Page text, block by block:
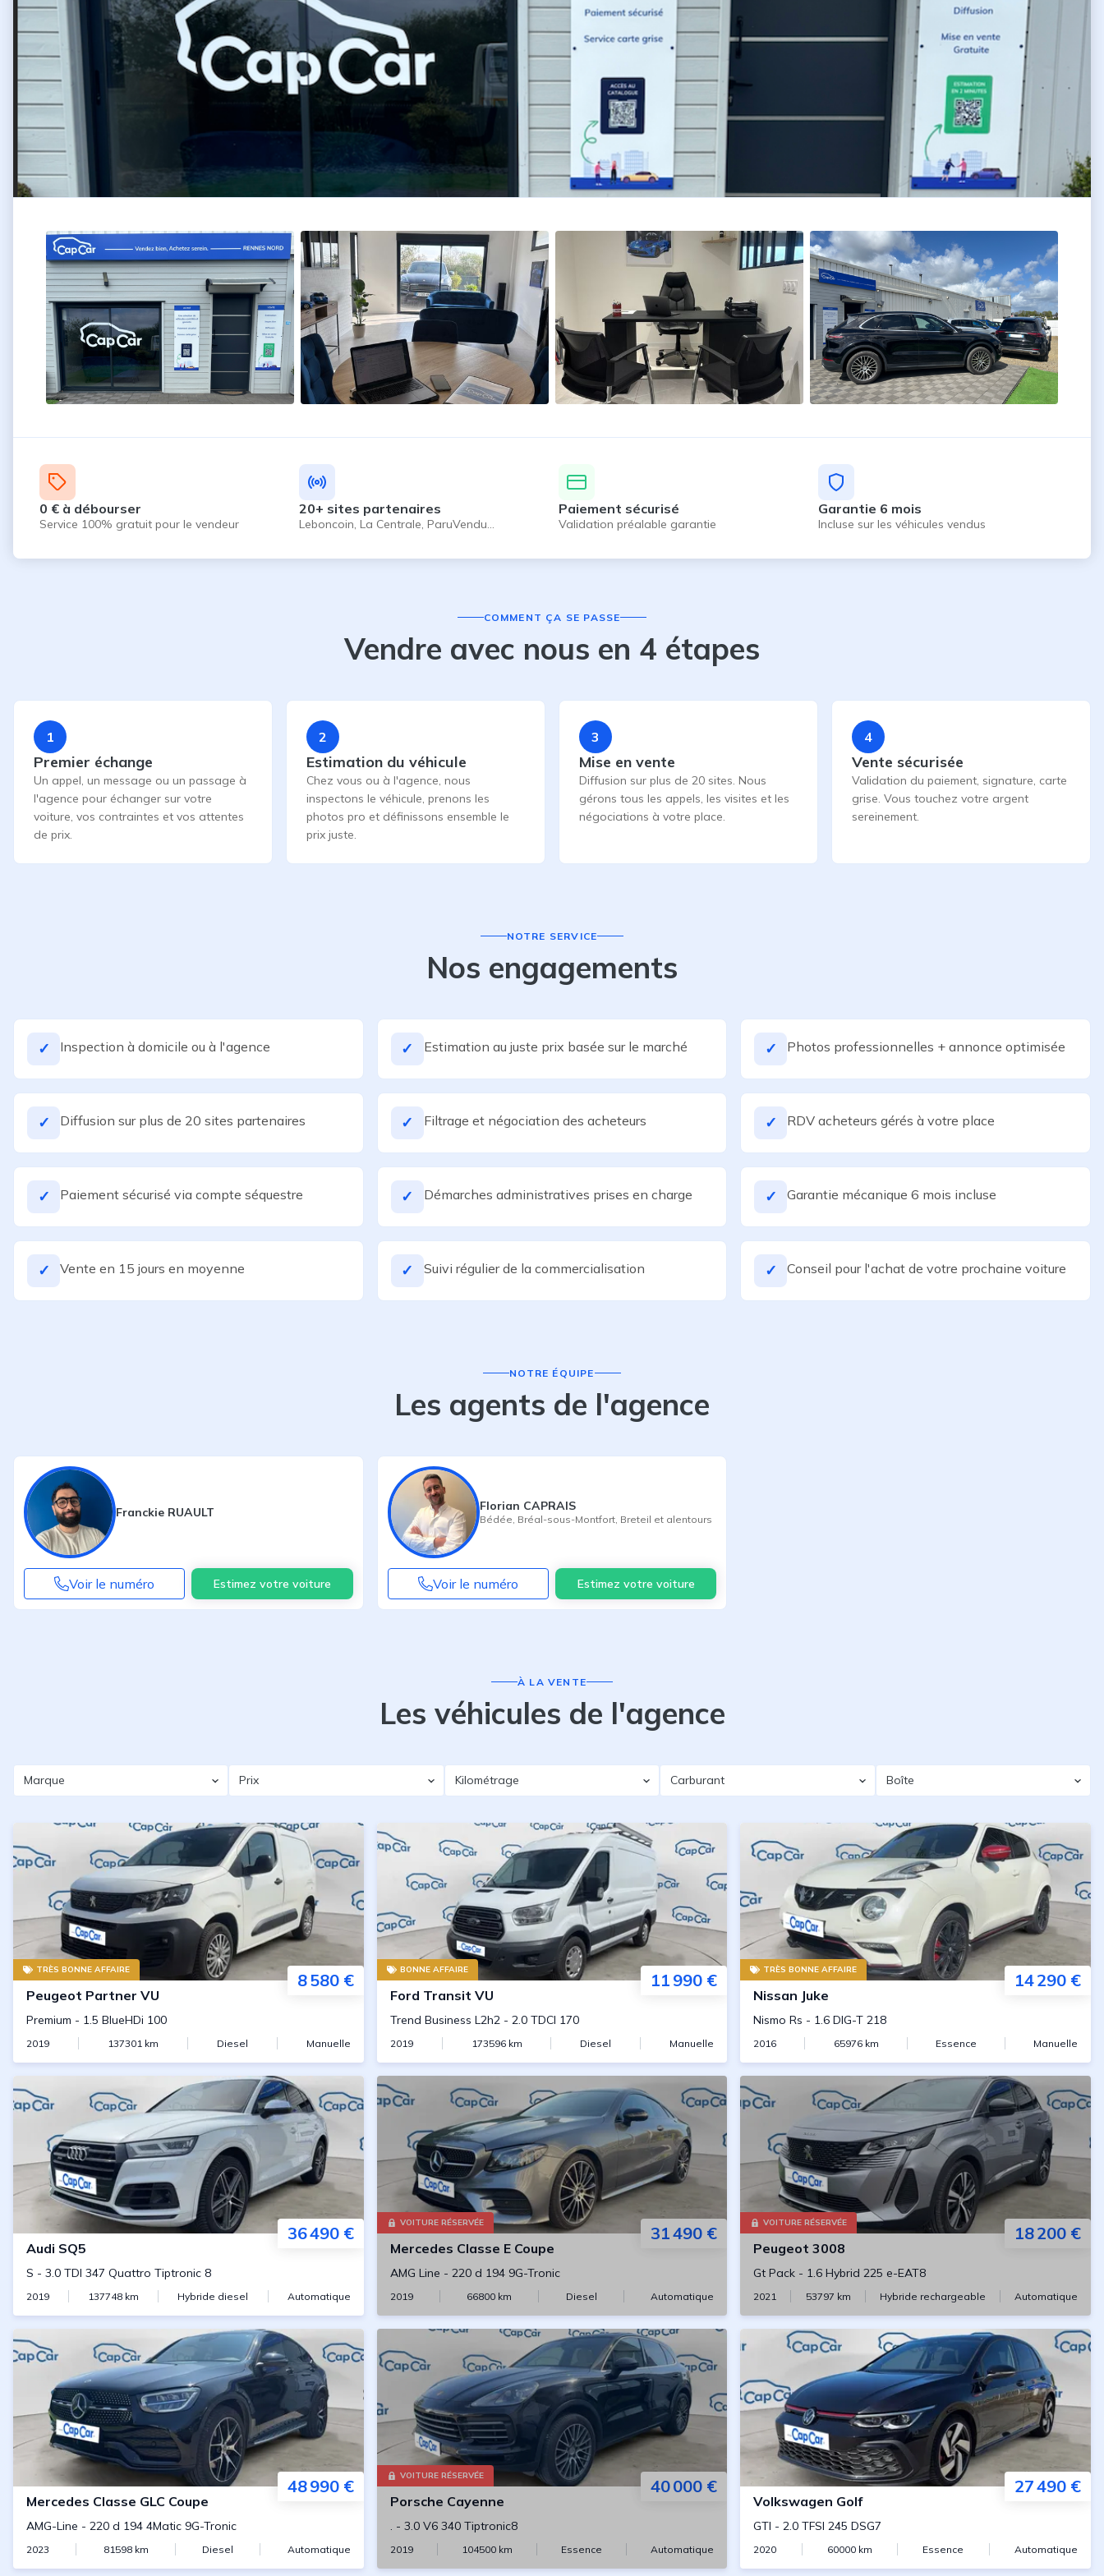
0 € à débourser
Service 100% gratuit pour le vendeur
20+ sites partenaires
Leboncoin, La Centrale, ParuVendu…
Paiement sécurisé
Validation préalable garantie
Garantie 6 mois
Incluse sur les véhicules vendus
COMMENT ÇA SE PASSE
Vendre avec nous en 4 étapes
1
Premier échange
Un appel, un message ou un passage à
l'agence pour échanger sur votre
voiture, vos contraintes et vos attentes
de prix.
2
Estimation du véhicule
Chez vous ou à l'agence, nous
inspectons le véhicule, prenons les
photos pro et définissons ensemble le
prix juste.
3
Mise en vente
Diffusion sur plus de 20 sites. Nous
gérons tous les appels, les visites et les
négociations à votre place.
4
Vente sécurisée
Validation du paiement, signature, carte
grise. Vous touchez votre argent
sereinement.
NOTRE SERVICE
Nos engagements
✓ Inspection à domicile ou à l'agence ✓ Estimation au juste prix basée sur le marché ✓ Photos professionnelles + annonce optimisée
✓ Diffusion sur plus de 20 sites partenaires ✓ Filtrage et négociation des acheteurs ✓ RDV acheteurs gérés à votre place
✓ Paiement sécurisé via compte séquestre ✓ Démarches administratives prises en charge ✓ Garantie mécanique 6 mois incluse
✓ Vente en 15 jours en moyenne ✓ Suivi régulier de la commercialisation ✓ Conseil pour l'achat de votre prochaine voiture
NOTRE ÉQUIPE
Les agents de l'agence
Franckie RUAULT
Voir le numéro Estimez votre voiture
Florian CAPRAIS
Bédée Bréal-sous-Montfort, Breteil et alentours
Voir le numéro Estimez votre voiture
À LA VENTE
Les véhicules de l'agence
TRÈS BONNE AFFAIRE
8 580 €
Peugeot Partner VU
Premium - 1.5 BlueHDi 100
2019 137301km Diesel Manuelle
BONNE AFFAIRE
11 990 €
Ford Transit VU
Trend Business L2h2- 2.0 TDCI 170
2019 173596km Diesel Manuelle
TRÈS BONNE AFFAIRE
14 290 €
Nissan Juke
Nismo Rs - 1.6 DIG-T 218
2016 65976km Essence Manuelle
36 490 €
Audi SQ5
S - 3.0 TDI 347 Quattro Tiptronic 8
2019 137748 km Hybride diesel Automatique
VOITURE RÉSERVÉE
31 490 €
Mercedes Classe E Coupe
AMG Line - 220 d 194 9G-Tronic
2019 66800 km Diesel Automatique
VOITURE RÉSERVÉE
18 200 €
Peugeot 3008
Gt Pack - 1.6 Hybrid 225 e-EAT8
2021 53797 km Hybride rechargeable Automatique
48 990 €
Mercedes Classe GLC Coupe
AMG-Line - 220 d 194 4Matic 9G-Tronic
2023 81598km Diesel Automatique
VOITURE RÉSERVÉE
40 000 €
Porsche Cayenne
. - 3.0 V6 340 Tiptronic8
2019 104500km Essence Automatique
27 490 €
Volkswagen Golf
GTI -2.0 TFSI 245 DSG7
2020 60000km Essence Automatique